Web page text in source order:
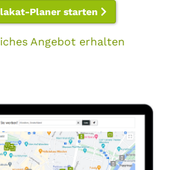
Planer starten
Angebot erhalten